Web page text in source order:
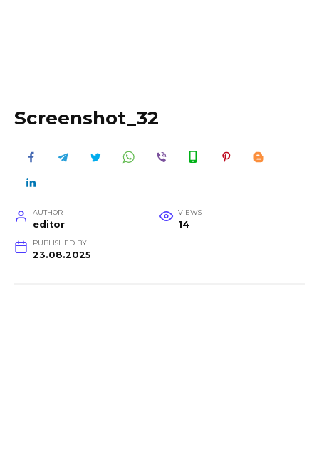
Screenshot_32
AUTHOR
editor
VIEWS
14
PUBLISHED BY
23.08.2025